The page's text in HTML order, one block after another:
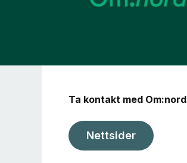
Ta kontakt med Om:nord
Nettsider